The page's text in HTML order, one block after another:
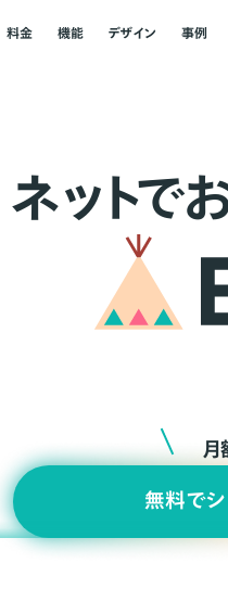
料金 機能 デザイン 事例
ネッ トで
月
無料で